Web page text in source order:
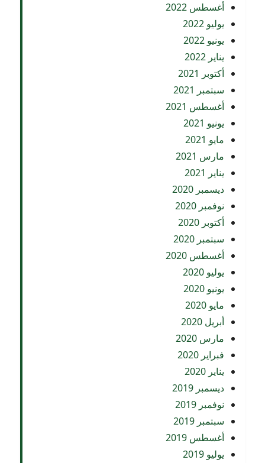
أغسطس 2022
يوليو 2022
يونيو 2022
يناير 2022
أكتوبر 2021
سبتمبر 2021
أغسطس 2021
يونيو 2021
مايو 2021
مارس 2021
يناير 2021
ديسمبر 2020
نوفمبر 2020
أكتوبر 2020
سبتمبر 2020
أغسطس 2020
يوليو 2020
يونيو 2020
مايو 2020
أبريل 2020
مارس 2020
فبراير 2020
يناير 2020
ديسمبر 2019
نوفمبر 2019
سبتمبر 2019
أغسطس 2019
يوليو 2019